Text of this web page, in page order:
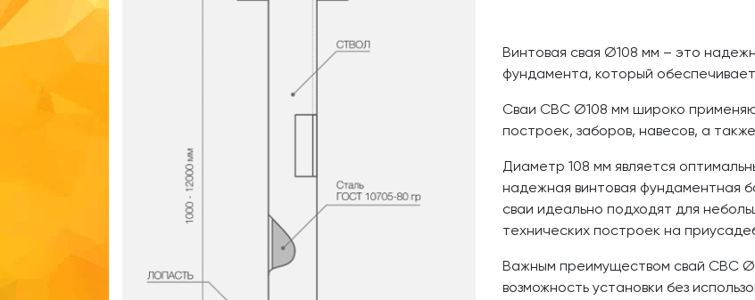
Винтовая свая Ø108 мм – это
фундамента, который
Сваи СВС Ø108 мм широко
построек, заборов, навесов, а
Диаметр 108 мм является
надежная винтовая фундаментная
сваи идеально подходят для
технических построек на
Важным преимуществом свай СВС
возможность установки без